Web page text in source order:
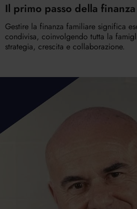
Il primo passo della
Gestire la finanza familiare significa
condivisa, coinvolgendo tutta la
strategia, crescita e collaborazione.